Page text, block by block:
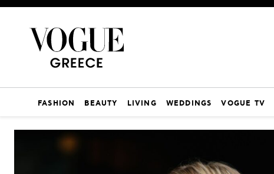
FASHION BEAUTY LIVING WEDDINGS VOGUE TV